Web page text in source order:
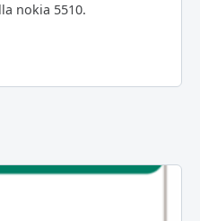
nokia 5510.